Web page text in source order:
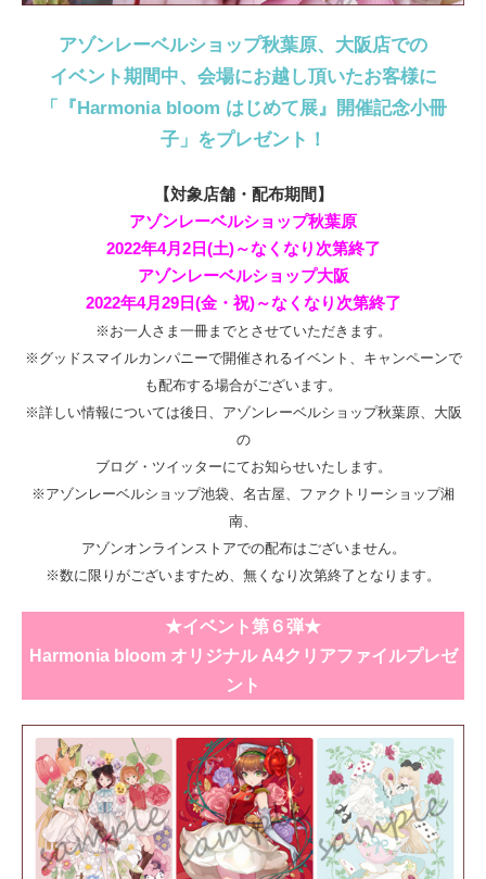
アゾンレーベルショップ秋葉原、大阪店での
イベント期間中、会場にお越し頂いたお客様に
「『Harmonia bloom はじめて展』開催記念小冊
子」をプレゼント！
【対象店舗・配布期間】
アゾンレーベルショップ秋葉原
2022年4月2日(土)～なくなり次第終了
アゾンレーベルショップ大阪
2022年4月29日(金・祝)～なくなり次第終了
※お一人さま一冊までとさせていただきます。
※グッドスマイルカンパニーで開催されるイベント、キャンペーンで
も配布する場合がございます。
※詳しい情報については後日、アゾンレーベルショップ秋葉原、大阪
の
ブログ・ツイッターにてお知らせいたします。
※アゾンレーベルショップ池袋、名古屋、ファクトリーショップ湘
南、
アゾンオンラインストアでの配布はございません。
※数に限りがございますため、無くなり次第終了となります。
★イベント第６弾★
Harmonia bloom オリジナル A4クリアファイルプレゼ
ント